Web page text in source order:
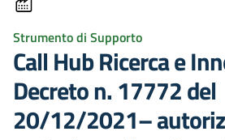
Strumento di Supporto
Call Hub Ricerca e
Decreto n. 17772 del
20/12/2021–